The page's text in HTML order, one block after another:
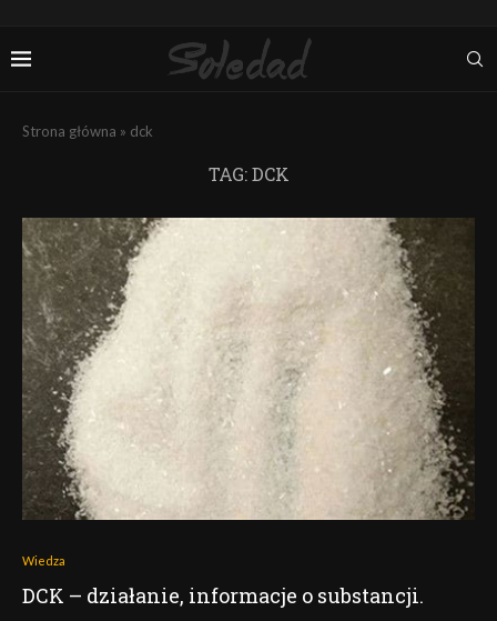
Strona główna » dck
TAG:DCK
Wiedza
DCK – działanie, informacje o substancji.